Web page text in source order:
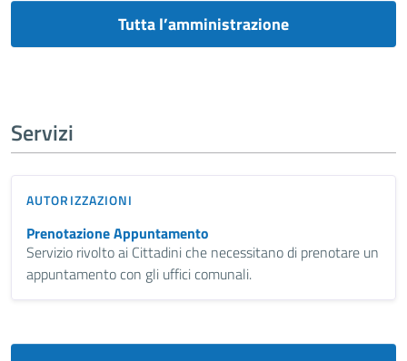
Tutta l’amministrazione
Servizi
AUTORIZZAZIONI
Prenotazione Appuntamento
Servizio rivolto ai Cittadini che necessitano di prenotare un
appuntamento con gli uffici comunali.